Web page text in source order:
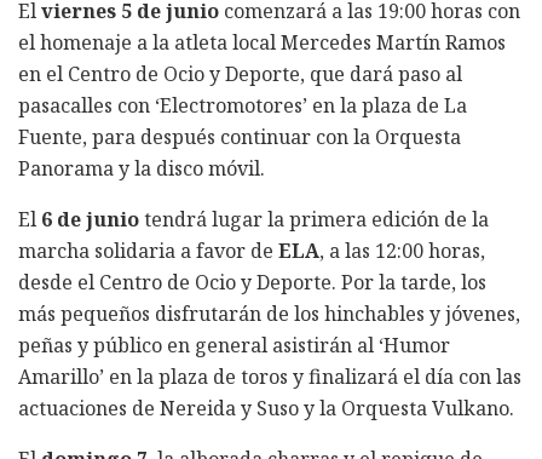
Elviernes 5 de junio comenzará a las 19:00 horas con
el homenaje a la atleta local Mercedes Martín Ramos
en el Centro de Ocio y Deporte, que dará paso al
pasacalles con ‘Electromotores’ en la plaza de La
Fuente, para después continuar con la Orquesta
Panorama y la disco móvil.
El 6 de juniotendrá lugar la primera edición de la
marcha solidaria a favor de ELA, a las 12:00 horas,
desde el Centro de Ocio y Deporte. Por la tarde, los
más pequeños disfrutarán de los hinchables y jóvenes,
peñas y público en general asistirán al ‘Humor
Amarillo’ en la plaza de toros y finalizará el día con las
actuaciones de Nereida y Suso y la Orquesta Vulkano.